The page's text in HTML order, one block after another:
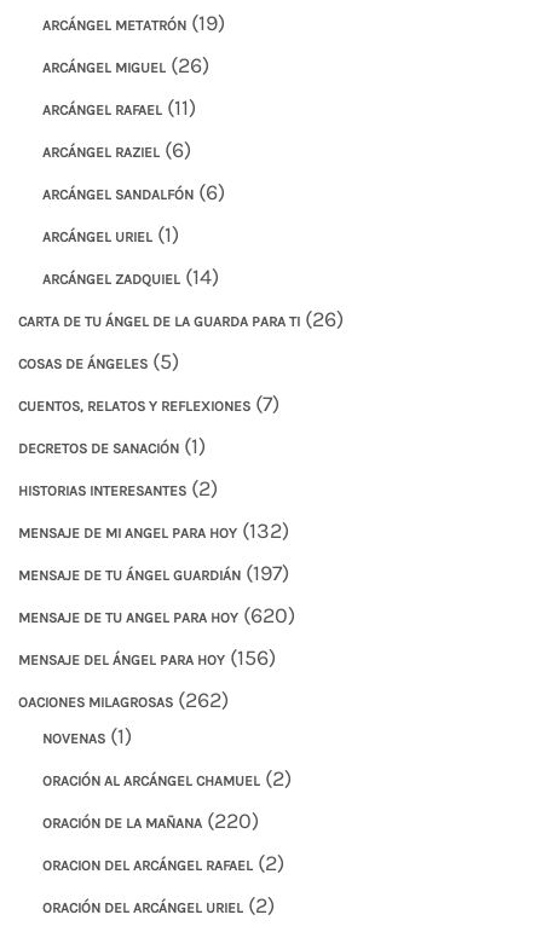
ARCÁNGEL METATRÓN (19)
ARCÁNGEL MIGUEL (26)
ARCÁNGEL RAFAEL (11)
ARCÁNGEL RAZIEL (6)
ARCÁNGEL SANDALFÓN (6)
ARCÁNGEL URIEL (1)
ARCÁNGEL ZADQUIEL (14)
CARTA DE TU ÁNGEL DE LA GUARDA PARA TI (26)
COSAS DE ÁNGELES (5)
CUENTOS, RELATOS Y REFLEXIONES (7)
DECRETOS DE SANACIÓN (1)
HISTORIAS INTERESANTES (2)
MENSAJE DE MI ANGEL PARA HOY (132)
MENSAJE DE TU ÁNGEL GUARDIÁN (197)
MENSAJE DE TU ANGEL PARA HOY (620)
MENSAJE DEL ÁNGEL PARA HOY (156)
OACIONES MILAGROSAS (262)
NOVENAS (1)
ORACIÓN AL ARCÁNGEL CHAMUEL (2)
ORACIÓN DE LA MAÑANA (220)
ORACION DEL ARCÁNGEL RAFAEL (2)
ORACIÓN DEL ARCÁNGEL URIEL (2)